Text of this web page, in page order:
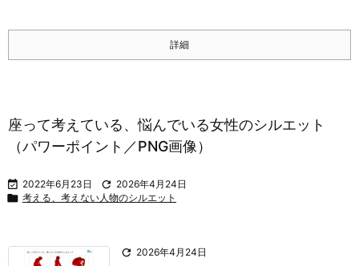
詳細
座って考えている、悩んでいる女性のシルエット
（パワーポイント／PNG画像）
 2022年6月23日  2026年4月24日
 考える、考えない人物のシルエット
 2026年4月24日